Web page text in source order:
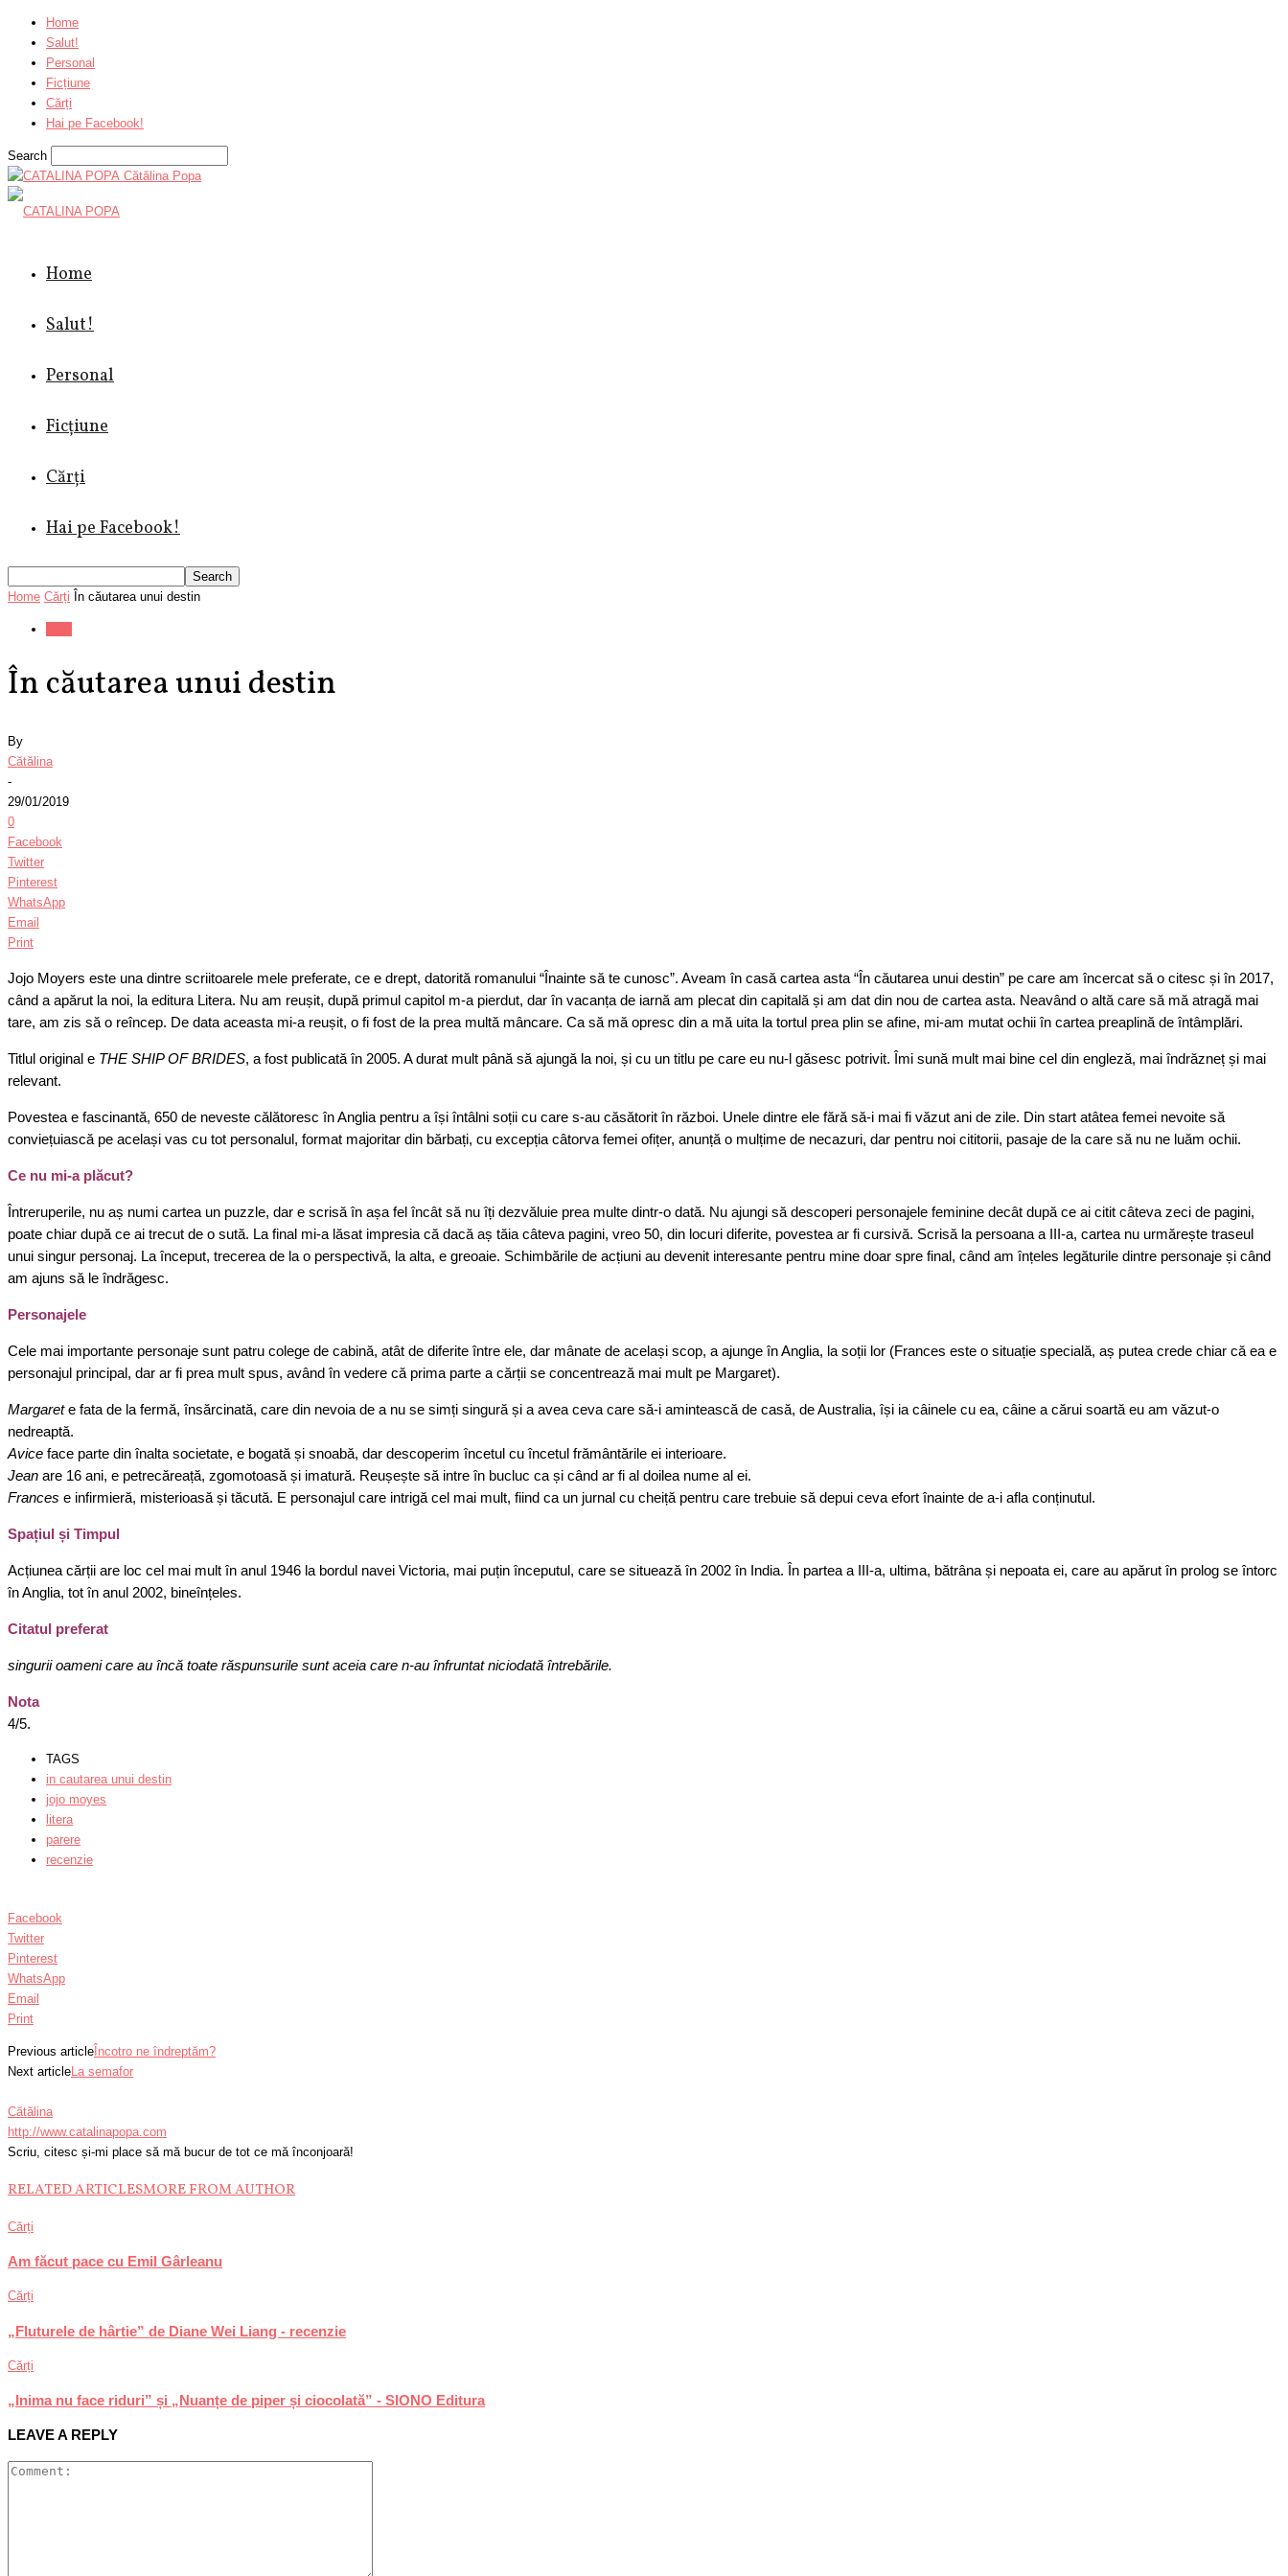
Home
Salut!
Personal
Ficțiune
Cărți
Hai pe Facebook!
Search
Cătălina Popa
Home
Salut!
Personal
Ficțiune
Cărți
Hai pe Facebook!
Home Cărți În căutarea unui destin
În căutarea unui destin
By
Cătălina
-
29/01/2019
0
Facebook
Twitter
Pinterest
WhatsApp
Email
Print
Jojo Moyers este una dintre scriitoarele mele preferate, ce e drept, datorită romanului “Înainte să te cunosc”. Aveam în casă cartea asta “În căutarea unui destin” pe care am încercat să o citesc și în 2017,
când a apărut la noi, la editura Litera. Nu am reușit, după primul capitol m-a pierdut, dar în vacanța de iarnă am plecat din capitală și am dat din nou de cartea asta. Neavând o altă care să mă atragă mai
tare, am zis să o reîncep. De data aceasta mi-a reușit, o fi fost de la prea multă mâncare. Ca să mă opresc din a mă uita la tortul prea plin se afine, mi-am mutat ochii în cartea preaplină de întâmplări.
Titlul original e THE SHIP OF BRIDES, a fost publicată în 2005. A durat mult până să ajungă la noi, și cu un titlu pe care eu nu-l găsesc potrivit. Îmi sună mult mai bine cel din engleză, mai îndrăzneț și mai
relevant.
Povestea e fascinantă, 650 de neveste călătoresc în Anglia pentru a își întâlni soții cu care s-au căsătorit în război. Unele dintre ele fără să-i mai fi văzut ani de zile. Din start atâtea femei nevoite să
conviețuiască pe același vas cu tot personalul, format majoritar din bărbați, cu excepția câtorva femei ofițer, anunță o mulțime de necazuri, dar pentru noi cititorii, pasaje de la care să nu ne luăm ochii.
Ce nu mi-a plăcut?
Întreruperile, nu aș numi cartea un puzzle, dar e scrisă în așa fel încât să nu îți dezvăluie prea multe dintr-o dată. Nu ajungi să descoperi personajele feminine decât după ce ai citit câteva zeci de pagini,
poate chiar după ce ai trecut de o sută. La final mi-a lăsat impresia că dacă aș tăia câteva pagini, vreo 50, din locuri diferite, povestea ar fi cursivă. Scrisă la persoana a III-a, cartea nu urmărește traseul
unui singur personaj. La început, trecerea de la o perspectivă, la alta, e greoaie. Schimbările de acțiuni au devenit interesante pentru mine doar spre final, când am înțeles legăturile dintre personaje și când
am ajuns să le îndrăgesc.
Personajele
Cele mai importante personaje sunt patru colege de cabină, atât de diferite între ele, dar mânate de același scop, a ajunge în Anglia, la soții lor (Frances este o situație specială, aș putea crede chiar că ea e
personajul principal, dar ar fi prea mult spus, având în vedere că prima parte a cărții se concentrează mai mult pe Margaret).
Margarete fata de la fermă, însărcinată, care din nevoia de a nu se simți singură și a avea ceva care să-i amintească de casă, de Australia, își ia câinele cu ea, câine a cărui soartă eu am văzut-o
nedreaptă.
Avice face parte din înalta societate, e bogată și snoabă, dar descoperim încetul cu încetul frământările ei interioare.
Jean are 16 ani, e petrecăreață, zgomotoasă și imatură. Reușește să intre în bucluc ca și când ar fi al doilea nume al ei.
Frances e infirmieră, misterioasă și tăcută. E personajul care intrigă cel mai mult, fiind ca un jurnal cu cheiță pentru care trebuie să depui ceva efort înainte de a-i afla conținutul.
Spațiul și Timpul
Acțiunea cărții are loc cel mai mult în anul 1946 la bordul navei Victoria, mai puțin începutul, care se situează în 2002 în India. În partea a III-a, ultima, bătrâna și nepoata ei, care au apărut în prolog se întorc
în Anglia, tot în anul 2002, bineînțeles.
Citatul preferat
singurii oameni care au încă toate răspunsurile sunt aceia care n-au înfruntat niciodată întrebările.
Nota
4/5.
TAGS
in cautarea unui destin
jojo moyes
litera
parere
recenzie
Facebook
Twitter
Pinterest
WhatsApp
Email
Print
Previous article Încotro ne îndreptăm?
Next articleLa semafor
Cătălina
http://www.catalinapopa.com
Scriu, citesc și-mi place să mă bucur de tot ce mă înconjoară!
RELATED ARTICLESMORE FROM AUTHOR
Cărți
Am făcut pace cu Emil Gârleanu
Cărți
„Fluturele de hârtie” de Diane Wei Liang - recenzie
Cărți
„Inima nu face riduri” și „Nuanțe de piper și ciocolată” - SIONO Editura
LEAVE A REPLY